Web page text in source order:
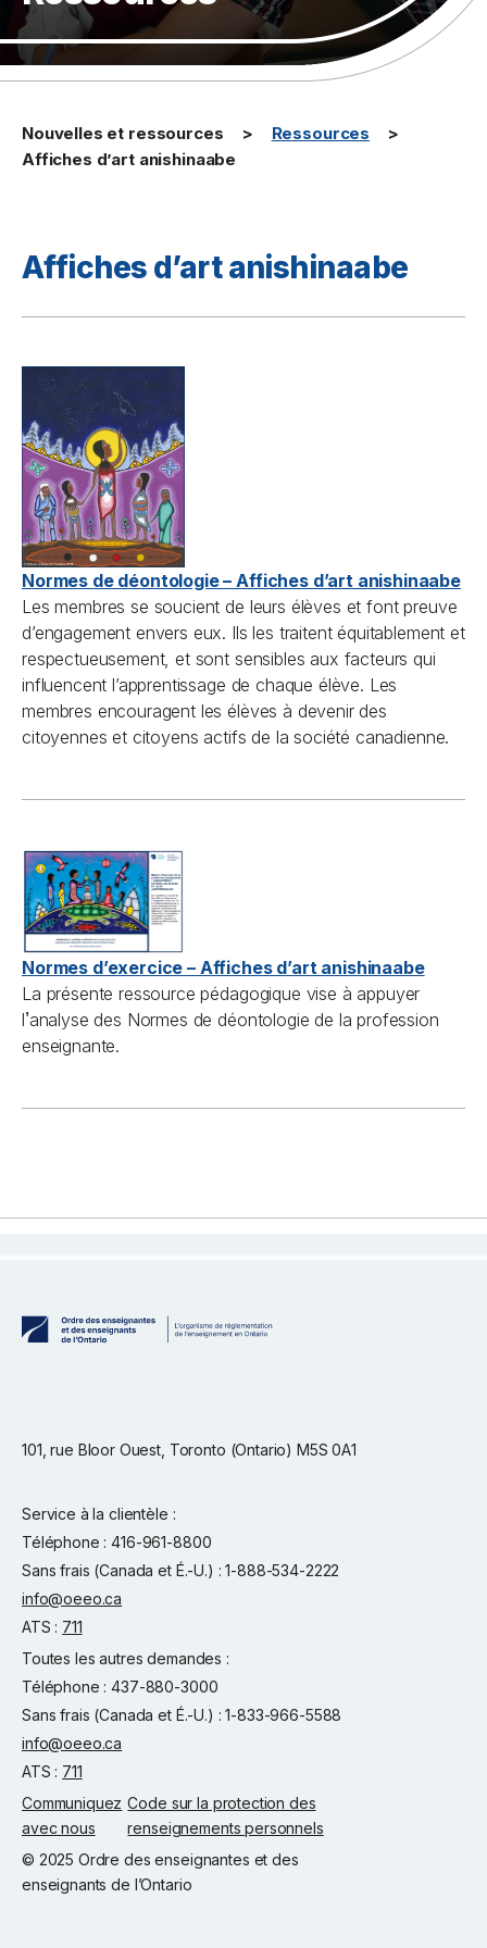
Nouvelles et ressources
Ressources
Affiches d’art anishinaabe
Affiches d’art anishinaabe
Normes de déontologie – Affiches d’art anishinaabe
Les membres se soucient de leurs élèves et font preuve
d’engagement envers eux. Ils les traitent équitablement et
respectueusement, et sont sensibles aux facteurs qui
influencent l’apprentissage de chaque élève. Les
membres encouragent les élèves à devenir des
citoyennes et citoyens actifs de la société canadienne.
Normes d’exercice – Affiches d’art anishinaabe
La présente ressource pédagogique vise à appuyer
l’analyse des Normes de déontologie de la profession
enseignante.
101, rue Bloor Ouest, Toronto (Ontario) M5S 0A1
Service à la clientèle :
Téléphone : 416-961-8800
Sans frais (Canada et É.-U.) : 1-888-534-2222
info@oeeo.ca
ATS : 711
Toutes les autres demandes :
Téléphone : 437-880-3000
Sans frais (Canada et É.-U.) : 1-833-966-5588
info@oeeo.ca
ATS : 711
Communiquez
avec nous
Code sur la protection des
renseignements personnels
© 2025 Ordre des enseignantes et des
enseignants de l’Ontario